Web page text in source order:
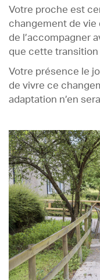
Votre proche est
changement de vie
de l’accompagner
que cette transition
Votre présence le
de vivre ce
adaptation n’en